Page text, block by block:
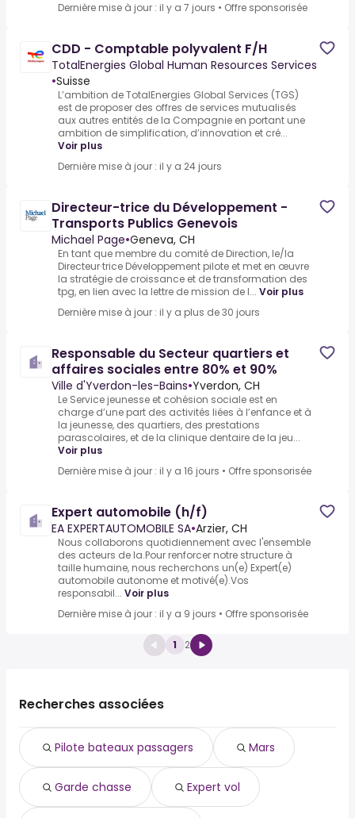
Dernière mise à jour : il y a 7 jours • Offre sponsorisée
CDD - Comptable polyvalent F/H
TotalEnergies Global Human Resources Services
•Suisse
L’ambition de TotalEnergies Global Services (TGS)
est de proposer des offres de services mutualisés
aux autres entités de la Compagnie en portant une
ambition de simplification, d’innovation et cré...
Voir plus
Dernière mise à jour : il y a 24 jours
Directeur-trice du Développement -
Transports Publics Genevois
Michael Page•Geneva, CH
En tant que membre du comité de Direction, le/la
Directeur∙trice Développement pilote et met en œuvre
la stratégie de croissance et de transformation des
tpg, en lien avec la lettre de mission de l... Voir plus
Dernière mise à jour : il y a plus de 30 jours
Responsable du Secteur quartiers et
affaires sociales entre 80% et 90%
Ville d'Yverdon-les-Bains•Yverdon, CH
Le Service jeunesse et cohésion sociale est en
charge d’une part des activités liées à l’enfance et à
la jeunesse, des quartiers, des prestations
parascolaires, et de la clinique dentaire de la jeu...
Voir plus
Dernière mise à jour : il y a 16 jours • Offre sponsorisée
Expert automobile (h/f)
EA EXPERTAUTOMOBILE SA•Arzier, CH
Nous collaborons quotidiennement avec l'ensemble
des acteurs de la.Pour renforcer notre structure à
taille humaine, nous recherchons un(e) Expert(e)
automobile autonome et motivé(e).Vos
responsabil... Voir plus
Dernière mise à jour : il y a 9 jours • Offre sponsorisée
1 2
Recherches associées
Pilote bateaux passagers Mars
Garde chasse Expert vol